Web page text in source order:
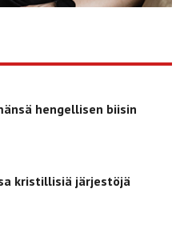
hengellisen biisin
kristillisiä järjestöjä